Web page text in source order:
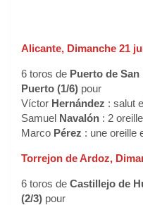
Alicante, Dimanche 21
6 toros de Puerto de San
Puerto (1/6) pour
Víctor Hernández : salut
Samuel Navalón : 2
Marco Pérez : une oreille
Torrejon de Ardoz,
6 toros de Castillejo de
(2/3) pour